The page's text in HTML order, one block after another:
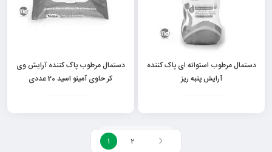
دستمال مرطوب استوانه ای پاک کننده
آرایش پنبه ریز
دستمال مرطوب پاک کننده آرایش وی
کر حاوی آمینو اسید 20 عددی
1 2